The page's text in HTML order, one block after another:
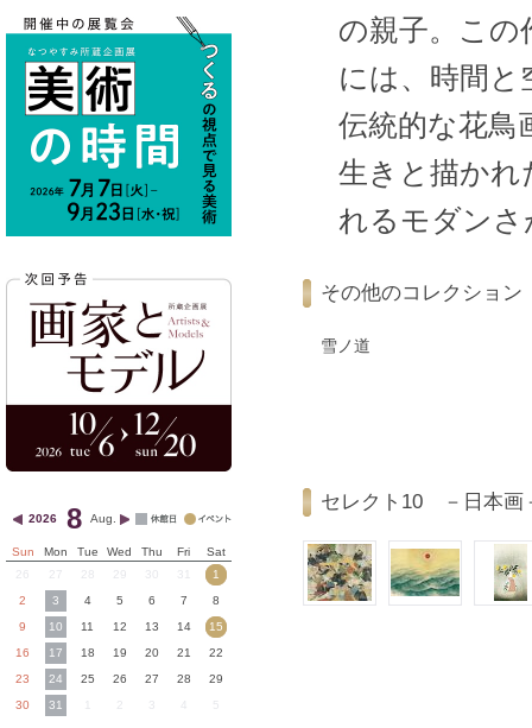
の親子。この
には、時間
伝統的な花鳥
生きと描かれ
れるモダン
その他のコレクショ
雪ノ道
セレクト10 －日本画
2026 8 Aug.
Sun Mon Tue Wed Thu Fri
Sat
27 29 30 31
1
2
3 4 5 6 7
8
9
10 11 12 13 14
15
16
17 18 19 20 21
22
23
24 25 26 27 28
29
30
31 3 4 5